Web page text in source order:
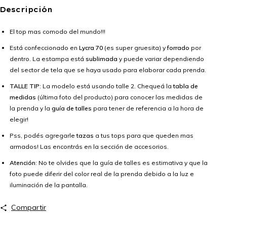
Descripción
El top mas comodo del mundo!!!
Está confeccionado en Lycra 70 (es super gruesita) yforrado por
dentro. La estampa está sublimada y puede variar dependiendo
del sector de tela que se haya usado para elaborar cada prenda.
TALLE TIP: La modelo está usando talle 2. Chequeá latabla de
medidas (última foto del producto) para conocer las medidas de
la prenda y la guía de talles para tener de referencia a la hora de
elegir!
Pss, podés agregarletazas a tus tops para que queden mas
armados! Las encontrás en la sección de accesorios.
Atención: No te olvides que la guía de talles es estimativa y que la
foto puede diferir del color real de la prenda debido a la luz e
iluminación de la pantalla.
Compartir